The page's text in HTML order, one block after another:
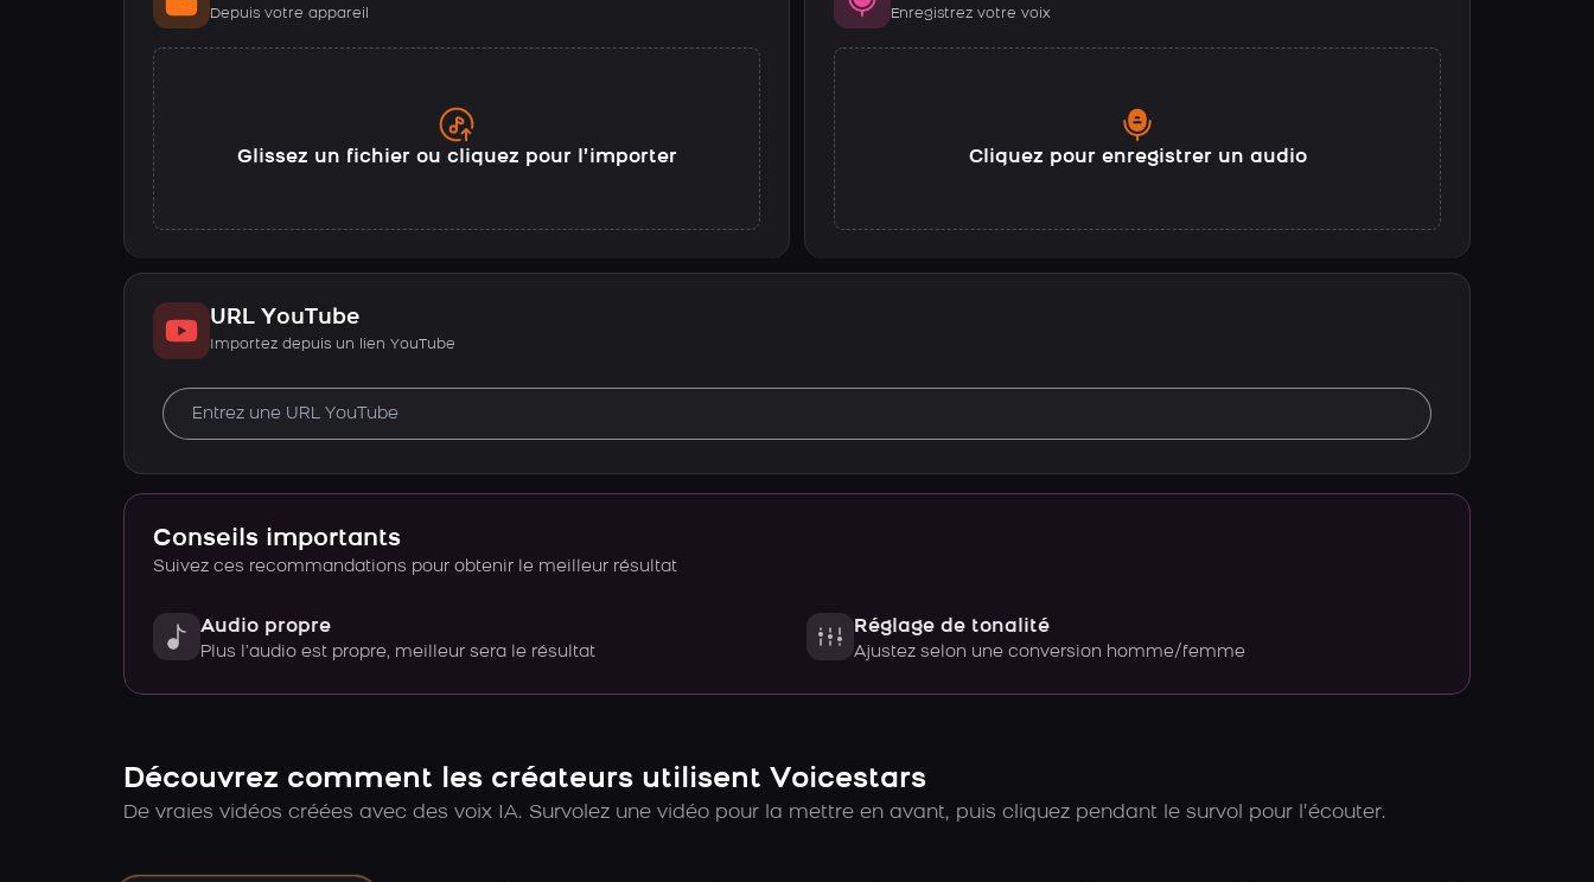
Depuis votre appareil
Glissez un fichier ou cliquez pour l’importer
Enregistrez votre voix
Cliquez pour enregistrer un audio
URL YouTube
Importez depuis un lien YouTube
Conseils importants
Suivez ces recommandations pour obtenir le meilleur résultat
Audio propre
Plus l’audio est propre, meilleur sera le résultat
Réglage de tonalité
Ajustez selon une conversion homme/femme
Découvrez comment les créateurs utilisent Voicestars
De vraies vidéos créées avec des voix IA. Survolez une vidéo pour la mettre en avant, puis cliquez pendant le survol pour l’écouter.